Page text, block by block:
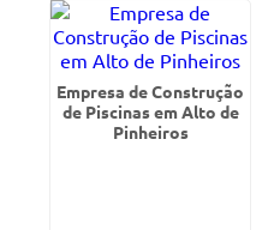
Empresa de Construção
de Piscinas em Alto de
Pinheiros